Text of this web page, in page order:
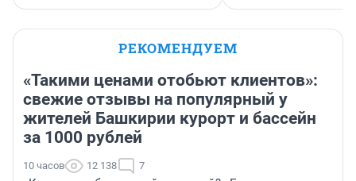
РЕКОМЕНДУЕМ
«Такими ценами отобьют клиентов»:
свежие отзывы на популярный у
жителей Башкирии курорт и бассейн
за 1000 рублей
10 часов 12 138 7